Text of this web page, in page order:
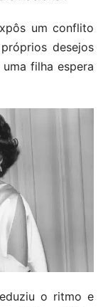
um conflito
desejos
filha espera
o ritmo e